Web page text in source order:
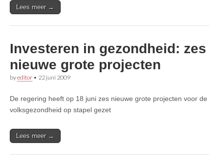
Lees meer →
Investeren in gezondheid: zes
nieuwe grote projecten
byeditor • 22 juni 2009
De regering heeft op 18 juni zes nieuwe grote projecten voor de
volksgezondheid op stapel gezet
Lees meer →